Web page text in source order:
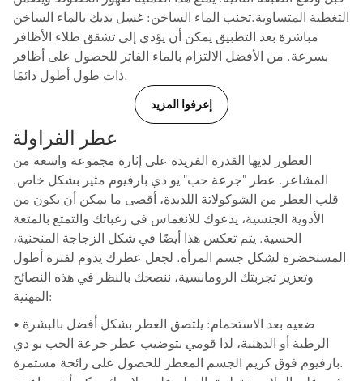
التغطية المتساوية.تجنب الماء الساخن: غسل يديك بالماء الساخن
مباشرة بعد التطبيق يمكن أن يؤدي إلى تشقق طلاء الأظافر
بسرعة. من الأفضل الالتزام بالماء الفاتر للحصول على أظافر
ذات طول أطول دائمًا.
إعرفوا المزيد
عطر الفراولة
العطور لديها القدرة الفريدة على إثارة مجموعة واسعة من
المشاعر. عطر "جرعة حب" يو دي بارفيوم مثير بشكل خاص.
قلب العطر من الشوكولاتة اللذيذة، أقصى ما يمكن أن يكون من
الأدوية الجنسية، يدعوك للانغماس في رغباتك والتمتع بالمتعة
الحسية. يتم تعكس هذا أيضًا في شكل الزجاجة المنحنية،
المستحضرة لشكل جسم المرأة. لجعل عطرك يدوم لفترة أطول
وتعزيز تجربتك الرومانسية، ننصحك بالنظر في هذه النصائح
المهنية:
• ضعيه بعد الاستحمام: يلتصق العطر بشكل أفضل بالبشرة
الرطبة أو الدهنية، لذا قومي بتوضيب عطر جرعة الحب يو دي
بارفيوم فوق كريم الجسم المعطر للحصول على رائحة مستمرة.